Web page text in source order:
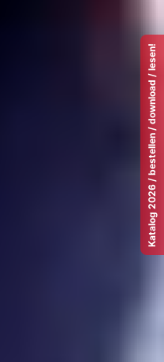
Katalog 2026 / bestellen / download / lesen!